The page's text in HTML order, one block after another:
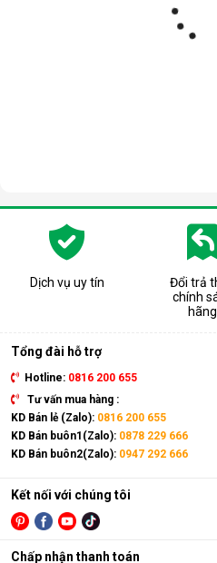
Dịch vụ uy tín
Đổi trả
chính
hãng
Tổng đài hỗ trợ
Hotline: 0816 200 655
Tư vấn mua hàng :
KD Bán lẻ (Zalo): 0816 200 655
KD Bán buôn1(Zalo): 0878 229 666
KD Bán buôn2(Zalo): 0947 292 666
Kết nối với chúng tôi
Chấp nhận thanh toán